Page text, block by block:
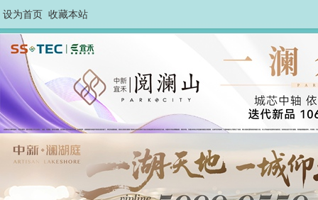
设为首页 收藏本站